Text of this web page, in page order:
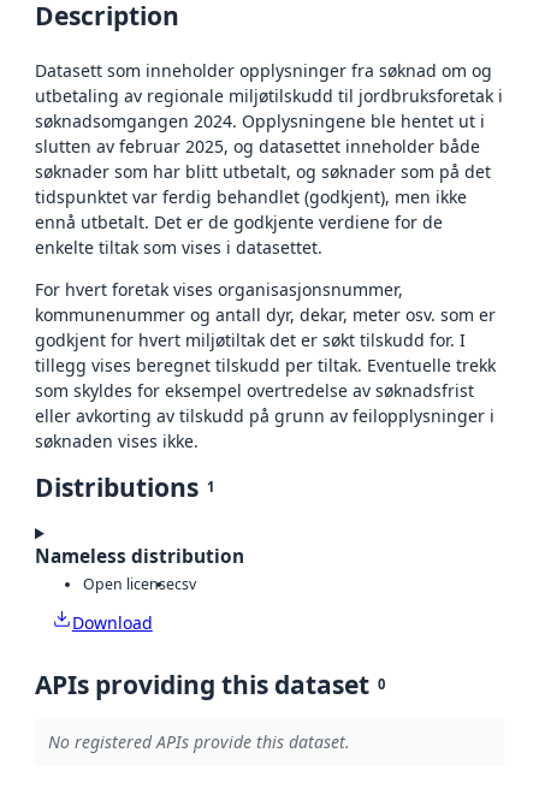
Description
Datasett som inneholder opplysninger fra søknad om og
utbetaling av regionale miljøtilskudd til jordbruksforetak i
søknadsomgangen 2024. Opplysningene ble hentet ut i
slutten av februar 2025, og datasettet inneholder både
søknader som har blitt utbetalt, og søknader som på det
tidspunktet var ferdig behandlet (godkjent), men ikke
ennå utbetalt. Det er de godkjente verdiene for de
enkelte tiltak som vises i datasettet.
For hvert foretak vises organisasjonsnummer,
kommunenummer og antall dyr, dekar, meter osv. som er
godkjent for hvert miljøtiltak det er søkt tilskudd for. I
tillegg vises beregnet tilskudd per tiltak. Eventuelle trekk
som skyldes for eksempel overtredelse av søknadsfrist
eller avkorting av tilskudd på grunn av feilopplysninger i
søknaden vises ikke.
Distributions 1
Nameless distribution
Open licensecsv
Download
APIs providing this dataset 0
No registered APIs provide this dataset.